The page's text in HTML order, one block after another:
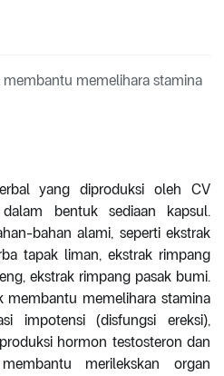
memelihara stamina
yang diproduksi oleh CV
bentuk sediaan kapsul.
bahan alami, seperti ekstrak
tapak liman, ekstrak rimpang
ekstrak rimpang pasak bumi.
membantu memelihara stamina
impotensi (disfungsi ereksi),
hormon testosteron dan
merilekskan organ